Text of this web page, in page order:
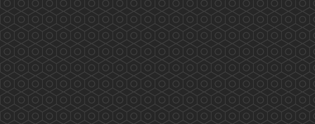
香港藥學會疫苗注射外展工作 (2019.11.29)
香港藥學會疫苗注射外展工作 香港藥學會成員
完成學會舉辦的「疫苗注射訓練課程及實踐」計
劃後，正式參與了衛生署疫苗資助計劃。由課
程、實習、外展疫苗注射等都已完滿完成。我們
很高興已有十二位香港藥學會的藥劑師完全掌握
疫苗注射的技巧、熟悉流程及處理危機的方法。
香港藥學會的藥劑師已完成超過600個疫苗注射
工作。 本會的藥劑師曾參與美國、英國及本會
的疫...
More